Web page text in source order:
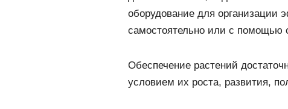
оборудование для организации
самостоятельно или с помощью
Обеспечение растений
условием их роста, развития,